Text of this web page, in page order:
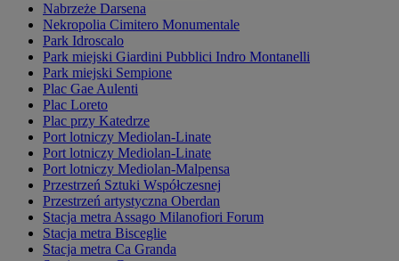
Nabrzeże Darsena
Nekropolia Cimitero Monumentale
Park Idroscalo
Park miejski Giardini Pubblici Indro Montanelli
Park miejski Sempione
Plac Gae Aulenti
Plac Loreto
Plac przy Katedrze
Port lotniczy Mediolan-Linate
Port lotniczy Mediolan-Linate
Port lotniczy Mediolan-Malpensa
Przestrzeń Sztuki Współczesnej
Przestrzeń artystyczna Oberdan
Stacja metra Assago Milanofiori Forum
Stacja metra Bisceglie
Stacja metra Ca Granda